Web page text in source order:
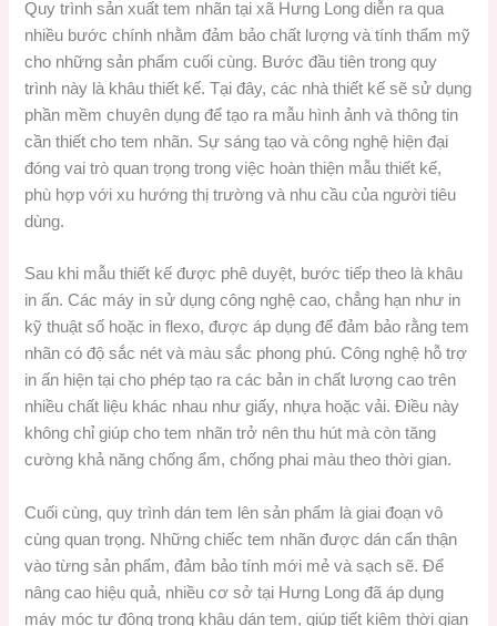
Quy trình sản xuất tem nhãn tại xã Hưng Long diễn ra qua
nhiều bước chính nhằm đảm bảo chất lượng và tính thẩm mỹ
cho những sản phẩm cuối cùng. Bước đầu tiên trong quy
trình này là khâu thiết kế. Tại đây, các nhà thiết kế sẽ sử dụng
phần mềm chuyên dụng để tạo ra mẫu hình ảnh và thông tin
cần thiết cho tem nhãn. Sự sáng tạo và công nghệ hiện đại
đóng vai trò quan trọng trong việc hoàn thiện mẫu thiết kế,
phù hợp với xu hướng thị trường và nhu cầu của người tiêu
dùng.
Sau khi mẫu thiết kế được phê duyệt, bước tiếp theo là khâu
in ấn. Các máy in sử dụng công nghệ cao, chẳng hạn như in
kỹ thuật số hoặc in flexo, được áp dụng để đảm bảo rằng tem
nhãn có độ sắc nét và màu sắc phong phú. Công nghệ hỗ trợ
in ấn hiện tại cho phép tạo ra các bản in chất lượng cao trên
nhiều chất liệu khác nhau như giấy, nhựa hoặc vải. Điều này
không chỉ giúp cho tem nhãn trở nên thu hút mà còn tăng
cường khả năng chống ẩm, chống phai màu theo thời gian.
Cuối cùng, quy trình dán tem lên sản phẩm là giai đoạn vô
cùng quan trọng. Những chiếc tem nhãn được dán cẩn thận
vào từng sản phẩm, đảm bảo tính mới mẻ và sạch sẽ. Để
nâng cao hiệu quả, nhiều cơ sở tại Hưng Long đã áp dụng
máy móc tự động trong khâu dán tem, giúp tiết kiệm thời gian